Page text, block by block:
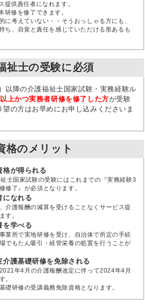
提供責任者になれます。
研修を修了できます。
に考えていない・・そうおっしゃる方にも、
ち、自覚と責任を感じていただける形あるも
祉士の受験に必須
以降の介護福祉士国家試験・実務経験ル
上かつ実務者研修を修了した方が受験
の方はお早めにお申し込みくださいま
格のメリット
が得られる
士国家試験の受験にはこれまでの『実務経験3
修了』が必須となります。
なれる
介護報酬の減算を受けることなくサービス提
す。
学べる
業所で実地研修を受け、自治体で所定の手続
でもたん吸引・経管栄養の処置を行うことが
護基礎研修を免除される
年4月の介護報酬改定に伴って2024年4月
。
礎研修の受講義務免除資格となります。